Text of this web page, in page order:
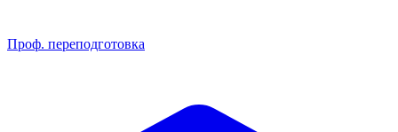
Проф. переподготовка